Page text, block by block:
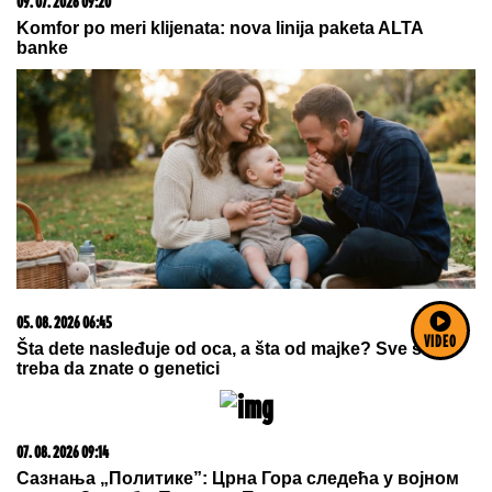
VIDEO
03. 08. 2026 07:31
25.000 kupaca već kupuje uz PerSu Extra. A ti? Saznaj
više